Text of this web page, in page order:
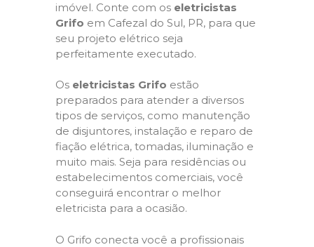
imóvel. Conte com os eletricistas
Grifo em Cafezal do Sul, PR, para que
seu projeto elétrico seja
perfeitamente executado.
Os eletricistas Grifo estão
preparados para atender a diversos
tipos de serviços, como manutenção
de disjuntores, instalação e reparo de
fiação elétrica, tomadas, iluminação e
muito mais. Seja para residências ou
estabelecimentos comerciais, você
conseguirá encontrar o melhor
eletricista para a ocasião.
O Grifo conecta você a profissionais